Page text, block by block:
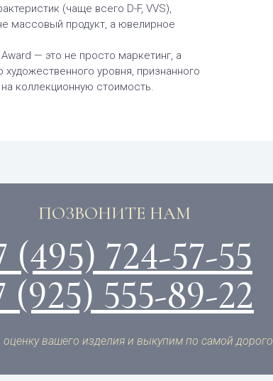
(чаще всего D-F, VVS),
массовый продукт, а ювелирное
— это не просто маркетинг, а
уровня, признанного
коллекционную стоимость.
ПОЗВОНИТЕ НАМ
(495) 724-57-55
(925) 555-89-22
вашего изделия и выкупим по самой